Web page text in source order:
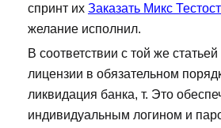
спринт их Заказать Микс
желание исполнил.
В соответствии с той же
лицензии в обязательном
ликвидация банка, т. Это
индивидуальным логином и